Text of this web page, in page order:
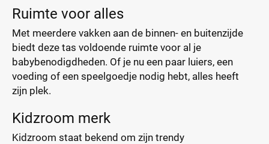
Ruimte voor alles
Met meerdere vakken aan de binnen- en buitenzijde
biedt deze tas voldoende ruimte voor al je
babybenodigdheden. Of je nu een paar luiers, een
voeding of een speelgoedje nodig hebt, alles heeft
zijn plek.
Kidzroom merk
Kidzroom staat bekend om zijn trendy